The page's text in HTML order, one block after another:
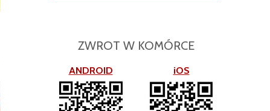
ZWROT W KOMÓRCE
ANDROID iOS